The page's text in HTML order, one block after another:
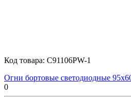
Код товара: C91106PW-1
Огни бортовые светодиодные
0